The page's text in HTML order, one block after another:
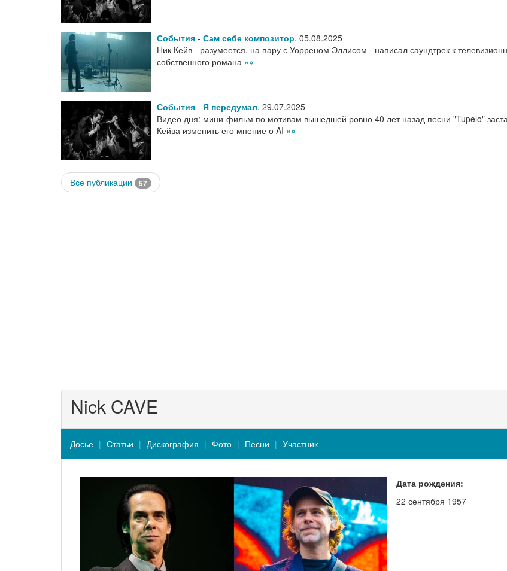
События - Сам себе композитор, 05.08.2025
Ник Кейв - разумеется, на пару с Уорреном Эллисом - написал саундтрек к
собственного романа »»
События - Я передумал, 29.07.2025
Видео дня: мини-фильм по мотивам вышедшей ровно 40 лет назад песни "Tupelo"
Кейва изменить его мнение о AI »»
Все публикации 57
Nick CAVE
Досье Статьи Дискография Фото Песни Участник
Дата рождения:
22 сентября 1957